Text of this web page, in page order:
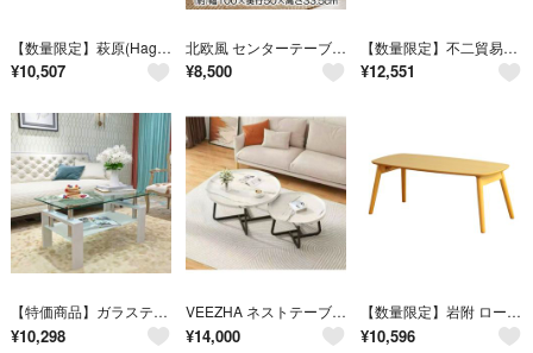
【数量限定】萩原(Hagihara) ローテーブル テーブル 長方形 折りたたみ
¥10,507
北欧風 センターテーブル 100×50cm ホワイト 折りたたみ 木製 ローテーブル
¥8,500
【数量限定】不二貿易(Fujiboeki) ローテーブル センターテーブル 伸縮
¥12,551
【特価商品】ガラステーブル ローテーブル 強化ガラス天板 アジャスター付き ガタ
¥10,298
VEEZHA ネストテーブル ローテーブルおしゃれ マルテーブルコーヒーテーブル
¥14,000
【数量限定】岩附 ローテーブル 折りたたみ 木製 オーク 子供 キッズ 北欧 幅
¥10,596